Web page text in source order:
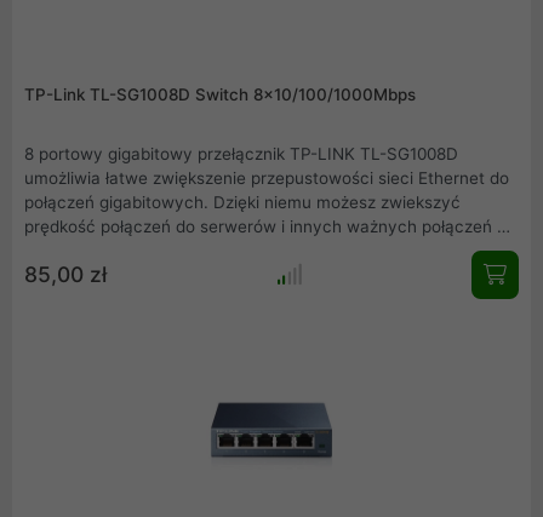
TP-Link TL-SG1008D Switch 8x10/100/1000Mbps
8 portowy gigabitowy przełącznik TP-LINK TL-SG1008D
umożliwia łatwe zwiększenie przepustowości sieci Ethernet do
połączeń gigabitowych. Dzięki niemu możesz zwiekszyć
prędkość połączeń do serwerów i innych ważnych połączeń w
energooszczędnym. Dzięki innowacyjnej technologii urządzenie
85,00 zł